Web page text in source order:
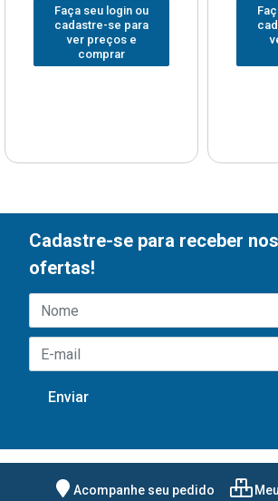
Faça seu login ou
cadastre-se para
ver preços e
comprar
Cadastre-se para receber
ofertas!
Acompanhe seu pedido